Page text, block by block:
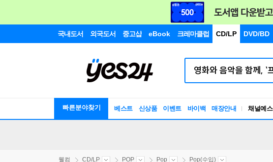
국내도서 외국도서 중고샵 eBook 크레마클럽 CD/LP DVD/BD
빠른분야찾기 베스트 신상품 이벤트 바이백 매장안내 채널예스
웰컴 CD/LP POP Pop Pop(수입)